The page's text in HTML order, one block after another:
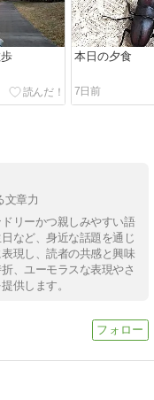
本日の夕食
7日前
文章力
リーかつ親しみやすい語
など、身近な話題を通じ
現し、読者の共感と興味
、ユーモラスな表現やさ
供します。